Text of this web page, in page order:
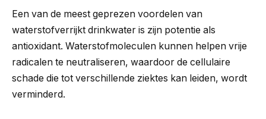
Een van de meest geprezen voordelen van
waterstofverrijkt drinkwater is zijn potentie als
antioxidant. Waterstofmoleculen kunnen helpen vrije
radicalen te neutraliseren, waardoor de cellulaire
schade die tot verschillende ziektes kan leiden, wordt
verminderd.